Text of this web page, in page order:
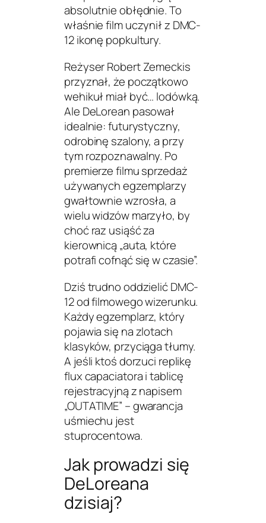
absolutnie obłędnie. To
właśnie film uczynił z DMC-
12 ikonę popkultury.
Reżyser Robert Zemeckis
przyznał, że początkowo
wehikuł miał być… lodówką.
Ale DeLorean pasował
idealnie: futurystyczny,
odrobinę szalony, a przy
tym rozpoznawalny. Po
premierze filmu sprzedaż
używanych egzemplarzy
gwałtownie wzrosła, a
wielu widzów marzyło, by
choć raz usiąść za
kierownicą „auta, które
potrafi cofnąć się w czasie”.
Dziś trudno oddzielić DMC-
12 od filmowego wizerunku.
Każdy egzemplarz, który
pojawia się na zlotach
klasyków, przyciąga tłumy.
A jeśli ktoś dorzuci replikę
flux capaciatorai tablicę
rejestracyjną z napisem
„OUTATIME” – gwarancja
uśmiechu jest
stuprocentowa.
Jak prowadzi się
DeLoreana
dzisiaj?